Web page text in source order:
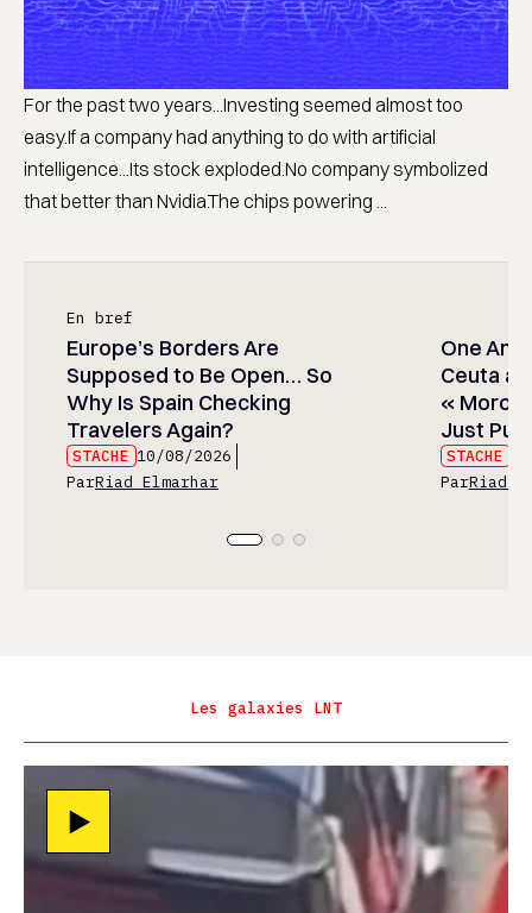
For the past two years...Investing seemed almost too
easy.If a company had anything to do with artificial
intelligence...Its stock exploded.No company symbolized
that better than Nvidia.The chips powering ...
En bref
Europe’s Borders Are
Supposed to Be Open… So
Why Is Spain Checking
Travelers Again?
STACHE 10/08/2026
ParRiad Elmarhar
One
Ceuta
«
Just
STACHE
ParRiad
Les galaxies LNT